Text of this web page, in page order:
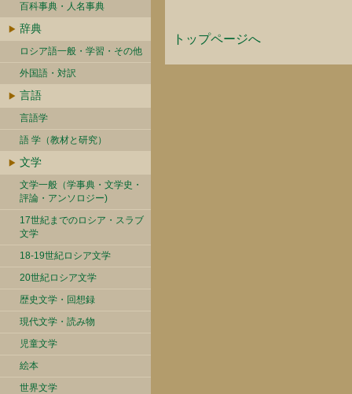
百科事典・人名事典
辞典
ロシア語一般・学習・その他
外国語・対訳
言語
言語学
語 学（教材と研究）
文学
文学一般（学事典・文学史・
評論・アンソロジー)
17世紀までのロシア・スラブ
文学
18-19世紀ロシア文学
20世紀ロシア文学
歴史文学・回想録
現代文学・読み物
児童文学
絵本
世界文学
トップページへ